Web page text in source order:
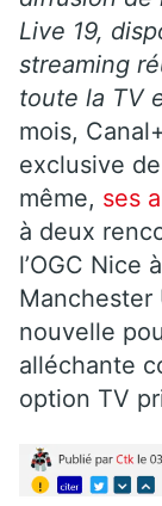
Live 19,
streaming
toute la TV
mois,
exclusive
même, ses
à deux
l’OGC Nice
Manchester
nouvelle
alléchante
option TV